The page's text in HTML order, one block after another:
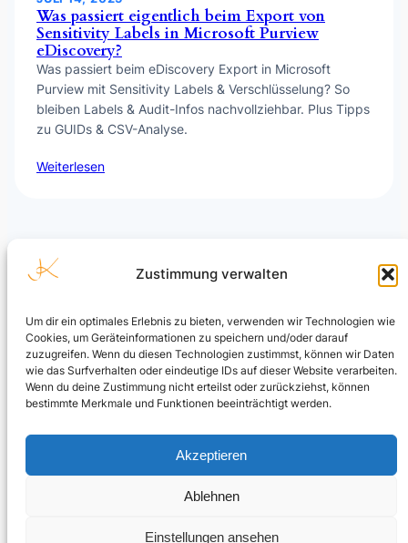
Zustimmung verwalten
Um dir ein optimales Erlebnis zu bieten, verwenden wir Technologien wie
Cookies, um Geräteinformationen zu speichern und/oder darauf
zuzugreifen. Wenn du diesen Technologien zustimmst, können wir Daten
wie das Surfverhalten oder eindeutige IDs auf dieser Website verarbeiten.
Wenn du deine Zustimmung nicht erteilst oder zurückziehst, können
bestimmte Merkmale und Funktionen beeinträchtigt werden.
Akzeptieren
Ablehnen
Einstellungen ansehen
Was passiert eigentlich beim Export von
Sensitivity Labels in Microsoft Purview
eDiscovery?
Was passiert beim eDiscovery Export in Microsoft
Purview mit Sensitivity Labels & Verschlüsselung? So
bleiben Labels & Audit-Infos nachvollziehbar. Plus Tipps
zu GUIDs & CSV-Analyse.
Weiterlesen
Julian Kusenberg
Microsoft Purview, Compliance, eDiscovery, Insider Risk
Management, Data Security und AI Governance.
LinkedIn Profil